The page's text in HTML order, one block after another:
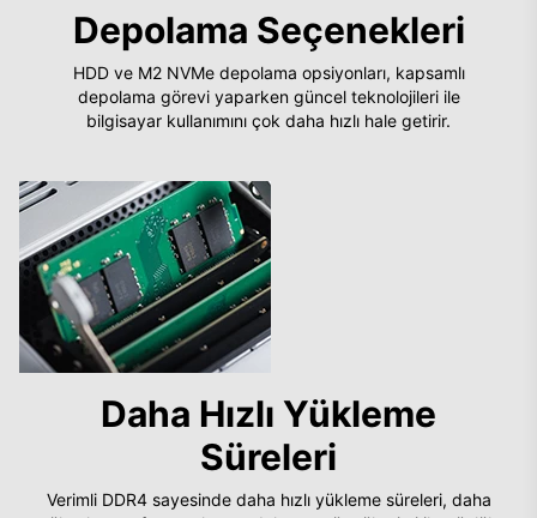
Depolama Seçenekleri
HDD ve M2 NVMe depolama opsiyonları, kapsamlı
depolama görevi yaparken güncel teknolojileri ile
bilgisayar kullanımını çok daha hızlı hale getirir.
Daha Hızlı Yükleme
Süreleri
Verimli DDR4 sayesinde daha hızlı yükleme süreleri, daha